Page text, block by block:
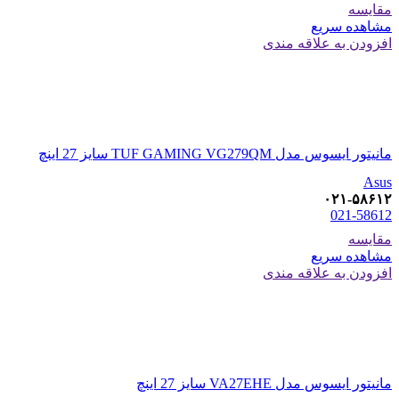
مقایسه
مشاهده سریع
افزودن به علاقه مندی
مانیتور ایسوس مدل TUF GAMING VG279QM سایز 27 اینچ
Asus
۰۲۱-۵۸۶۱۲
021-58612
مقایسه
مشاهده سریع
افزودن به علاقه مندی
مانیتور ایسوس مدل VA27EHE سایز 27 اینچ